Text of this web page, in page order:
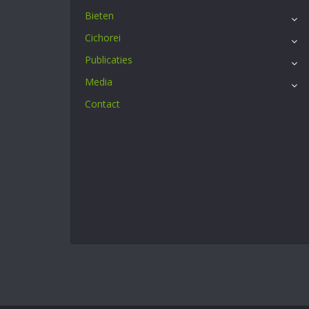
Bieten
Cichorei
Publicaties
Media
Contact